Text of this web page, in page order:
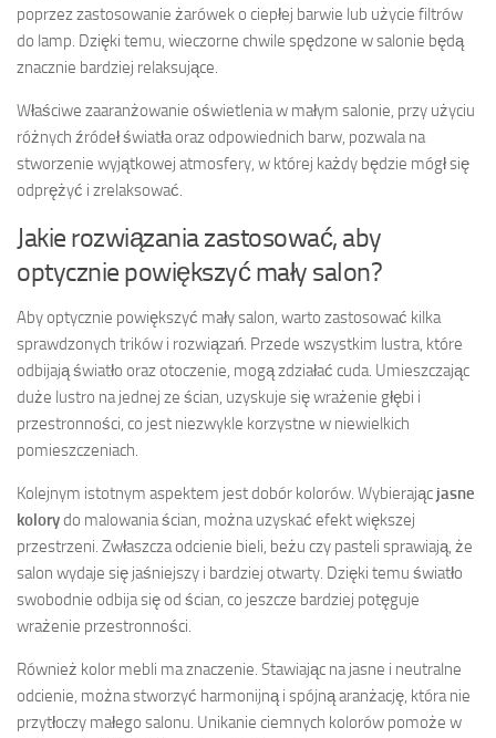
poprzez zastosowanie żarówek o ciepłej barwie lub użycie filtrów
do lamp. Dzięki temu, wieczorne chwile spędzone w salonie będą
znacznie bardziej relaksujące.
Właściwe zaaranżowanie oświetlenia w małym salonie, przy użyciu
różnych źródeł światła oraz odpowiednich barw, pozwala na
stworzenie wyjątkowej atmosfery, w której każdy będzie mógł się
odprężyć i zrelaksować.
Jakie rozwiązania zastosować, aby
optycznie powiększyć mały salon?
Aby optycznie powiększyć mały salon, warto zastosować kilka
sprawdzonych trików i rozwiązań. Przede wszystkim lustra, które
odbijają światło oraz otoczenie, mogą zdziałać cuda. Umieszczając
duże lustro na jednej ze ścian, uzyskuje się wrażenie głębi i
przestronności, co jest niezwykle korzystne w niewielkich
pomieszczeniach.
Kolejnym istotnym aspektem jest dobór kolorów. Wybierając jasne
kolorydo malowania ścian, można uzyskać efekt większej
przestrzeni. Zwłaszcza odcienie bieli, beżu czy pasteli sprawiają, że
salon wydaje się jaśniejszy i bardziej otwarty. Dzięki temu światło
swobodnie odbija się od ścian, co jeszcze bardziej potęguje
wrażenie przestronności.
Również kolor mebli ma znaczenie. Stawiając na jasne i neutralne
odcienie, można stworzyć harmonijną i spójną aranżację, która nie
przytłoczy małego salonu. Unikanie ciemnych kolorów pomoże w